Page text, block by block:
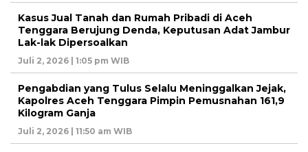
Kasus Jual Tanah dan Rumah Pribadi di Aceh
Tenggara Berujung Denda, Keputusan Adat Jambur
Lak-lak Dipersoalkan
Juli 2, 2026 | 1:05 pm WIB
Pengabdian yang Tulus Selalu Meninggalkan Jejak,
Kapolres Aceh Tenggara Pimpin Pemusnahan 161,9
Kilogram Ganja
Juli 2, 2026 | 11:50 am WIB